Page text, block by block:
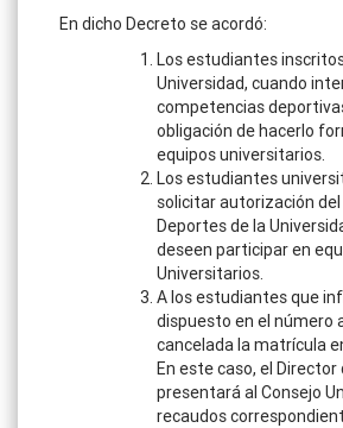
En dicho Decreto se acordó:
Los estudiantes
Universidad, cuando
competencias
obligación de hacerlo
equipos universitarios.
Los estudiantes
solicitar autorización
Deportes de la
deseen participar en
Universitarios.
A los estudiantes que
dispuesto en el número
cancelada la matrícula
En este caso, el
presentará al Consejo
recaudos